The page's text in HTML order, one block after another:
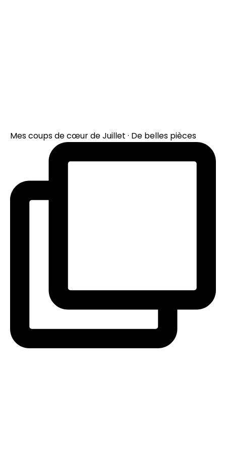
Mes coups de cœur de Juillet · De belles pièces